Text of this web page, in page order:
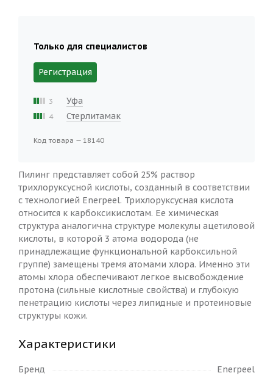
Пилинг представляет собой 25% раствор
трихлоруксусной кислоты, созданный в соответствии
с технологией Enerpeel. Трихлоруксусная кислота
относится к карбоксикислотам. Ее химическая
структура аналогична структуре молекулы ацетиловой
кислоты, в которой 3 атома водорода (не
принадлежащие функциональной карбоксильной
группе) замещены тремя атомами хлора. Именно эти
атомы хлора обеспечивают легкое высвобождение
протона (сильные кислотные свойства) и глубокую
пенетрацию кислоты через липидные и протеиновые
структуры кожи.
Характеристики
Бренд
Enerpeel
Только для специалистов
Регистрация
3 Уфа
4 Стерлитамак
Код товара — 18140